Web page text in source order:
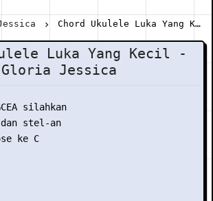
Chord Ukulele Luka Yang Kecil - Gloria Jessica
Luka Yang Kecil -
Gloria Jessica
silahkan
dan stel-an
ke C